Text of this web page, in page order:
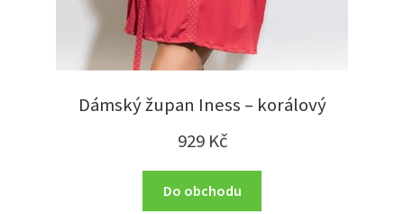
Dámský župan Iness – korálový
929 Kč
Do obchodu